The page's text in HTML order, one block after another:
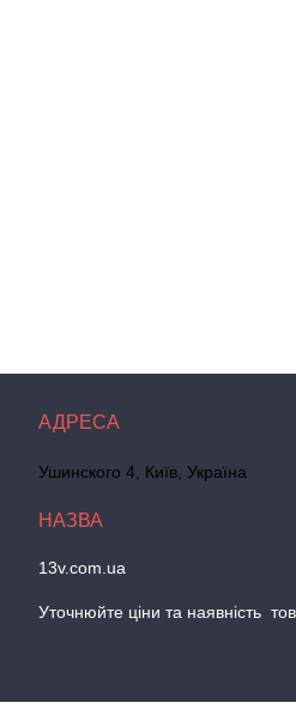
Ушинского 4, Київ, Україна
13v.com.ua
Уточнюйте цiни та наявнiсть